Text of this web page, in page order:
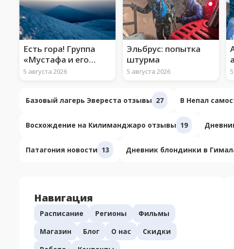
Есть гора! Группа
«Мустафа и его
арафатки» взошли
5 августа 2026
Эльбрус: попытка
штурма
5 августа 2026
Базовый лагерь Эвереста отзывы 27 В Непал
Восхождение на Килиманджаро отзывы 19
Патагония новости 13 Дневник блондинки в
Навигация
Расписание Регионы
Фильмы
Магазин
Блог О нас
Скидки